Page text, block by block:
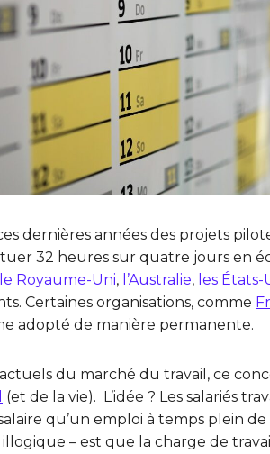
dernières années des projets
32 heures sur quatre jours en
le Royaume-Uni, l’Australie, les États-
Certaines organisations, comme
adopté de manière permanente.
du marché du travail, ce
(et de la vie). L’idée ? Les salariés
qu’un emploi à temps plein
– est que la charge de